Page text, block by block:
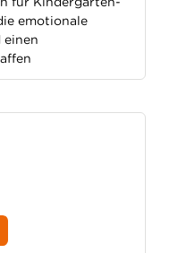
emotionale